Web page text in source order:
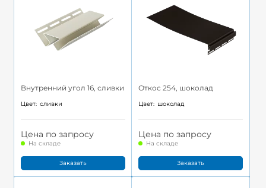
Внутренний угол 16, сливки
Цвет: сливки
Цена по запросу
На складе
Заказать
Откос 254, шоколад
Цвет: шоколад
Цена по запросу
На складе
Заказать